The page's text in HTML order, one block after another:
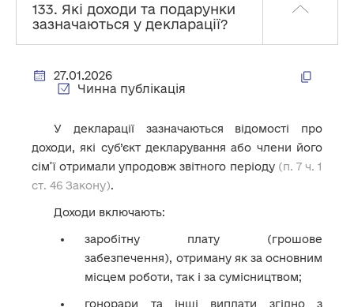
133. Які доходи та подарунки
зазначаються у декларації?
27.01.2026
Чинна публікація
У декларації зазначаються відомості про
доходи, які суб’єкт декларування або члени його
сім’ї отримали упродовж звітного періоду (п. 7 ч. 1
ст. 46 Закону).
Доходи включають:
заробітну плату (грошове
забезпечення), отриману як за основним
місцем роботи, так і за сумісництвом;
гонорари та інші виплати згідно з